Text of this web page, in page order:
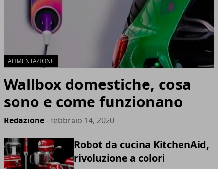
ALIMENTAZIONE
Wallbox domestiche, cosa
sono e come funzionano
Redazione- febbraio 14, 2020
Robot da cucina KitchenAid,
rivoluzione a colori